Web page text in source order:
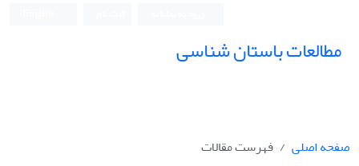
مطالعات باستان شناسی
صفحه اصلی
فهرست مقالات